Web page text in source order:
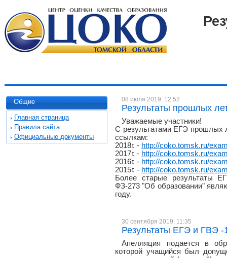
Общие
Главная страница
Правила сайта
Официальные документы
08 июля 2019, 12:52
Результаты прошлых
Уважаемые участники!
С результатами ЕГЭ прошлых
ссылкам:
2018г. - http://coko.tomsk.ru/
2017г. - http://coko.tomsk.ru/
2016г. - http://coko.tomsk.ru/
2015г. - http://coko.tomsk.ru/
Более старые результаты
ФЗ-273 "Об образовании"
году.
30 сентября 2019, 11:35
Результаты ЕГЭ и ГВЭ -
Апелляция подается в
которой учащийся был